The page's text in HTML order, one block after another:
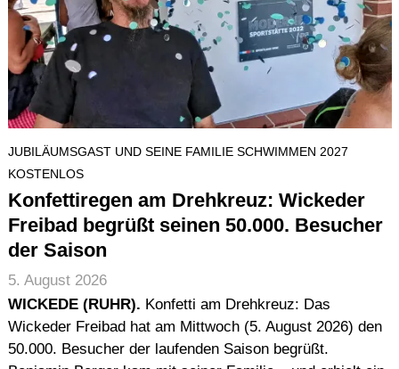
JUBILÄUMSGAST UND SEINE FAMILIE SCHWIMMEN 2027
KOSTENLOS
Konfettiregen am Drehkreuz: Wickeder
Freibad begrüßt seinen 50.000. Besucher
der Saison
5. August 2026
WICKEDE (RUHR). Konfetti am Drehkreuz: Das
Wickeder Freibad hat am Mittwoch (5. August 2026) den
50.000. Besucher der laufenden Saison begrüßt.